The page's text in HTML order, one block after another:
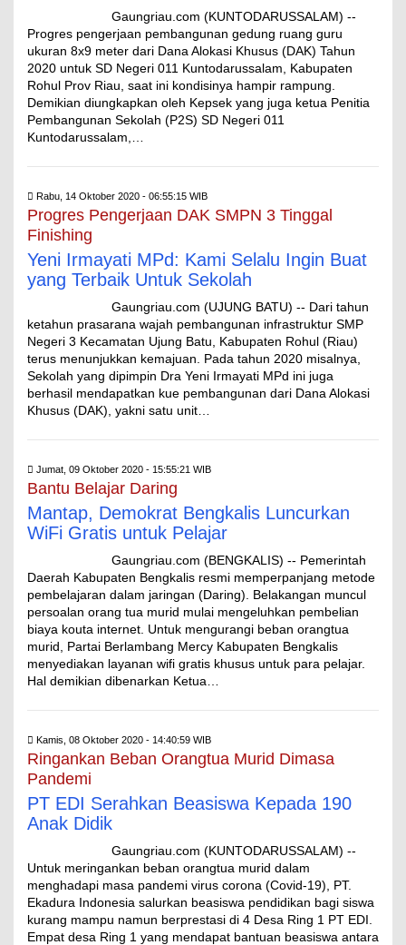
Gaungriau.com (KUNTODARUSSALAM) --
Progres pengerjaan pembangunan gedung ruang guru
ukuran 8x9 meter dari Dana Alokasi Khusus (DAK) Tahun
2020 untuk SD Negeri 011 Kuntodarussalam, Kabupaten
Rohul Prov Riau, saat ini kondisinya hampir rampung.
Demikian diungkapkan oleh Kepsek yang juga ketua Penitia
Pembangunan Sekolah (P2S) SD Negeri 011
Kuntodarussalam,…
Rabu, 14 Oktober 2020 - 06:55:15 WIB
Progres Pengerjaan DAK SMPN 3 Tinggal
Finishing
Yeni Irmayati MPd: Kami Selalu Ingin Buat
yang Terbaik Untuk Sekolah
Gaungriau.com (UJUNG BATU) -- Dari tahun
ketahun prasarana wajah pembangunan infrastruktur SMP
Negeri 3 Kecamatan Ujung Batu, Kabupaten Rohul (Riau)
terus menunjukkan kemajuan. Pada tahun 2020 misalnya,
Sekolah yang dipimpin Dra Yeni Irmayati MPd ini juga
berhasil mendapatkan kue pembangunan dari Dana Alokasi
Khusus (DAK), yakni satu unit…
Jumat, 09 Oktober 2020 - 15:55:21 WIB
Bantu Belajar Daring
Mantap, Demokrat Bengkalis Luncurkan
WiFi Gratis untuk Pelajar
Gaungriau.com (BENGKALIS) -- Pemerintah
Daerah Kabupaten Bengkalis resmi memperpanjang metode
pembelajaran dalam jaringan (Daring). Belakangan muncul
persoalan orang tua murid mulai mengeluhkan pembelian
biaya kouta internet. Untuk mengurangi beban orangtua
murid, Partai Berlambang Mercy Kabupaten Bengkalis
menyediakan layanan wifi gratis khusus untuk para pelajar.
Hal demikian dibenarkan Ketua…
Kamis, 08 Oktober 2020 - 14:40:59 WIB
Ringankan Beban Orangtua Murid Dimasa
Pandemi
PT EDI Serahkan Beasiswa Kepada 190
Anak Didik
Gaungriau.com (KUNTODARUSSALAM) --
Untuk meringankan beban orangtua murid dalam
menghadapi masa pandemi virus corona (Covid-19), PT.
Ekadura Indonesia salurkan beasiswa pendidikan bagi siswa
kurang mampu namun berprestasi di 4 Desa Ring 1 PT EDI.
Empat desa Ring 1 yang mendapat bantuan beasiswa antara